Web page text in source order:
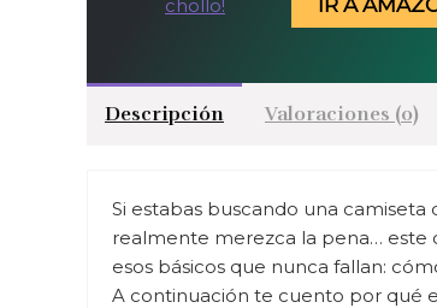
IR A
Descripción Valoraciones (0)
Si estabas buscando una
realmente merezca la pena… este
esos básicos que nunca fallan:
A continuación te cuento por qué